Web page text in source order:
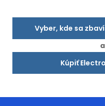
Vyber, kde sa
Kúpiť